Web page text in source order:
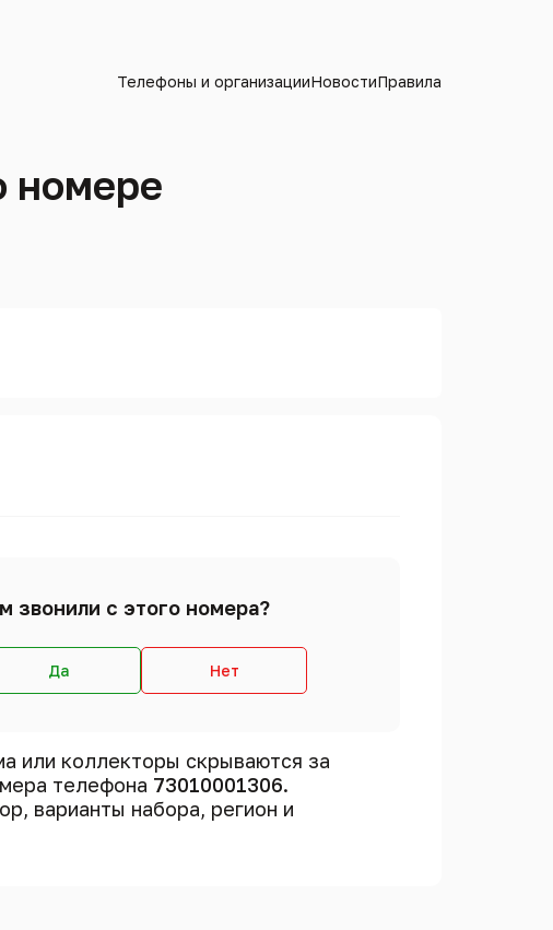
Телефоны и организацииНовостиПравила
номере
звонили с этого номера?
Да Нет
или коллекторы скрываются за
телефона 73010001306.
варианты набора, регион и